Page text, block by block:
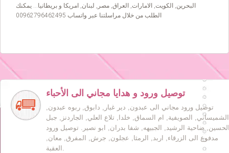
البحرين, الكويت, الامارات, العراق, مصر, لبنان, امريكا و بريطانيا… يمكنك
الطلب من خلال مراسلتنا عبر واتساب 00962796462495
توصيل ورود و هدايا مجاني الى الأحباء
توصيل ورود مجاني الى عبدون, دير غبار, دابوق, ربوه عبدون,
الشميساني, الصويفية, ام السماق, خلدا, تلاع العلي, الجاردنز, جبل
ضاحية الرشيد, الجبيهه, شفا بدران, ابو نصير. توصيل ورود
مدفوع الى الزرقاء, اربد, الرمثا, عجلون, جرش, المفرق, معان,